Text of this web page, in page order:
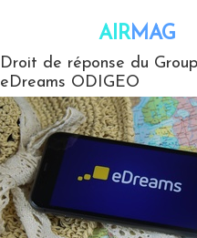
AIRMAG
Droit de réponse du
eDreams ODIGEO